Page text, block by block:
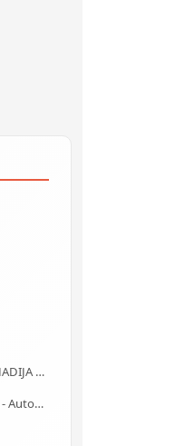
Centrotours - Putnička-Turistička Agencija FERHADIJA Sarajevo
Centrotrans-Eurolines dd Sarajevo - P.J. Kiseljak - Autobuska stanica